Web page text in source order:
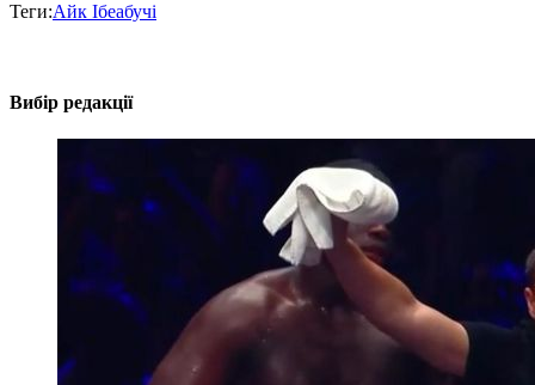
Теги:Айк Ібеабучі
Вибір редакції